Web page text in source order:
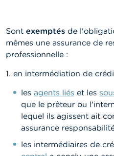
Sont exemptés de
mêmes une assurance de
professionnelle :
1. en intermédiation de
les agents liés et les
que le prêteur ou
lequel ils agissent ait
assurance
les intermédiaires de